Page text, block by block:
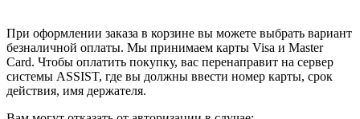
При оформлении заказа в корзине вы можете выбрать вариант
безналичной оплаты. Мы принимаем карты Visa и Master
Card. Чтобы оплатить покупку, вас перенаправит на сервер
системы ASSIST, где вы должны ввести номер карты, срок
действия, имя держателя.